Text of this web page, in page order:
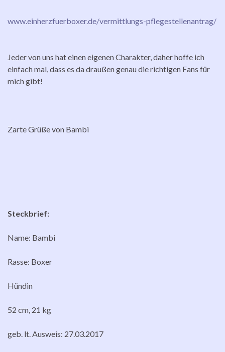
www.einherzfuerboxer.de/vermittlungs-pflegestellenantrag/
Jeder von uns hat einen eigenen Charakter, daher hoffe ich
einfach mal, dass es da draußen genau die richtigen Fans für
mich gibt!
Zarte Grüße von Bambi
Steckbrief:
Name: Bambi
Rasse: Boxer
Hündin
52 cm, 21 kg
geb. lt. Ausweis: 27.03.2017